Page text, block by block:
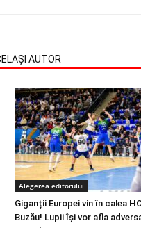
AUTOR
Alegerea editorului
Giganții Europei vin în calea
Buzău! Lupii își vor afla